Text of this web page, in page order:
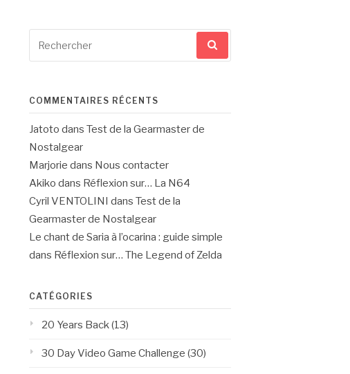
pour
COMMENTAIRES RÉCENTS
Jatoto dans Test de la Gearmaster de
Nostalgear
Marjorie dans Nous contacter
Akiko dans Réflexion sur… La N64
Cyril VENTOLINI dans Test de la
Gearmaster de Nostalgear
Le chant de Saria à l’ocarina : guide simple
dans Réflexion sur… The Legend of Zelda
CATÉGORIES
20 Years Back (13)
30 Day Video Game Challenge (30)